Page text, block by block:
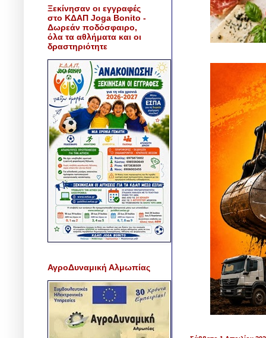
Ξεκίνησαν οι εγγραφές
στο ΚΔΑΠ Joga Bonito -
Δωρεάν ποδόσφαιρο,
όλα τα αθλήματα και οι
δραστηριότητε
ΑγροΔυναμική Αλμωπίας